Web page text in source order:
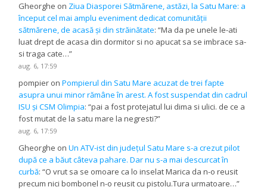
Gheorghe on Ziua Diasporei Sătmărene, astăzi, la Satu Mare: a
început cel mai amplu eveniment dedicat comunității
sătmărene, de acasă și din străinătate: “Ma da pe unele le-ati
luat drept de acasa din dormitor si no apucat sa se imbrace sa-
si traga cate…”
aug. 6, 17:59
pompier onPompierul din Satu Mare acuzat de trei fapte
asupra unui minor rămâne în arest. A fost suspendat din cadrul
ISU și CSM Olimpia: “pai a fost protejatul lui dima si ulici. de ce a
fost mutat de la satu mare la negresti?”
aug. 6, 17:59
Gheorghe onUn ATV-ist din județul Satu Mare s-a crezut pilot
după ce a băut câteva pahare. Dar nu s-a mai descurcat în
curbă: “O vrut sa se omoare ca lo inselat Marica da n-o reusit
precum nici bombonel n-o reusit cu pistolu.Tura urmatoare…”